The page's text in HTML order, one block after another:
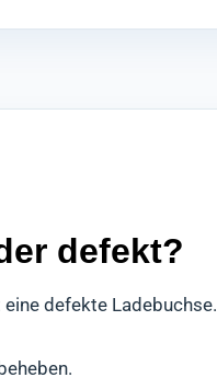
defekt?
defekte Ladebuchse.